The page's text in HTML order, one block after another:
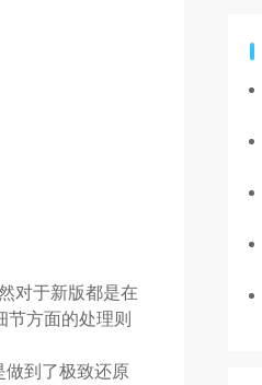
对于新版都是在
节方面的处理则
到了极致还原